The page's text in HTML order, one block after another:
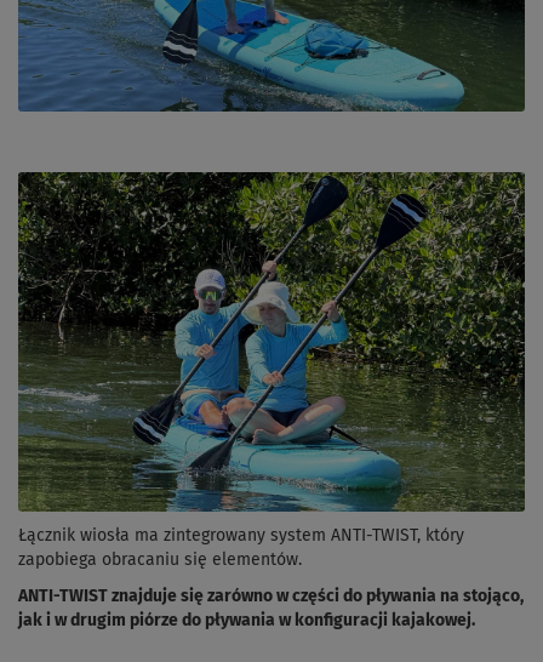
Łącznik wiosła ma zintegrowany system ANTI-TWIST, który
zapobiega obracaniu się elementów.
ANTI-TWIST znajduje się zarówno w części do pływania na stojąco,
jak i w drugim piórze do pływania w konfiguracji kajakowej.